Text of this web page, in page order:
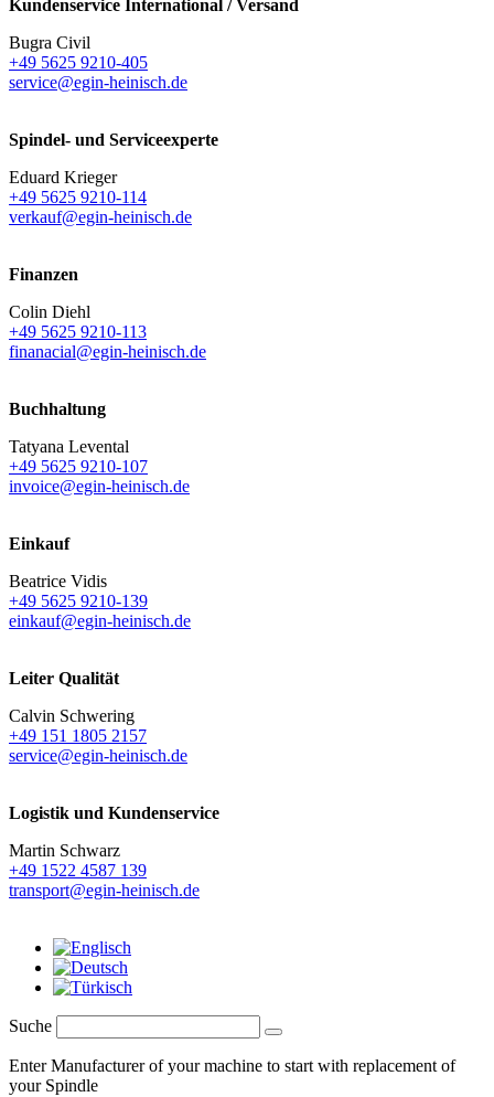
Kundenservice International / Versand
Bugra Civil
+49 5625 9210-405
service@egin-heinisch.de
Spindel- und Serviceexperte
Eduard Krieger
+49 5625 9210-114
verkauf@egin-heinisch.de
Finanzen
Colin Diehl
+49 5625 9210-113
finanacial@egin-heinisch.de
Buchhaltung
Tatyana Levental
+49 5625 9210-107
invoice@egin-heinisch.de
Einkauf
Beatrice Vidis
+49 5625 9210-139
einkauf@egin-heinisch.de
Leiter Qualität
Calvin Schwering
+49 151 1805 2157
service@egin-heinisch.de
Logistik und Kundenservice
Martin Schwarz
+49 1522 4587 139
transport@egin-heinisch.de
Suche
Enter Manufacturer of your machine to start with replacement of
your Spindle